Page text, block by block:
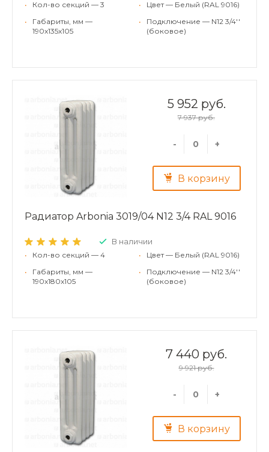
•
Кол-во секций — 3
•
Габариты, мм —
190x135x105
•
Цвет — Белый (RAL 9016)
•
Подключение — N12 3/4''
(боковое)
5 952 руб.
7 937 руб.
- +
В корзину
Радиатор Arbonia 3019/04 N12 3/4 RAL 9016
В наличии
•
Кол-во секций — 4
•
Габариты, мм —
190x180x105
•
Цвет — Белый (RAL 9016)
•
Подключение — N12 3/4''
(боковое)
7 440 руб.
9 921 руб.
- +
В корзину